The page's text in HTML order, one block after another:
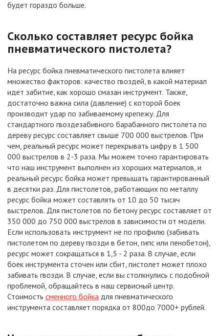
будет гораздо больше.
Сколько составляет ресурс бойка
пневматического пистолета?
На ресурс бойка пневматического пистолета влияет
множество факторов: качество гвоздей, в какой материал
идет забитие, как хорошо смазан инструмент. Также,
достаточно важна сила (давление) с которой боек
производит удар по забиваемому крепежу. Для
стандартного гвоздезабивного барабанного пистолета по
дереву ресурс составляет свыше 700 000 выстрелов. При
чем, реальный ресурс может перекрывать цифру в 1 500
000 выстрелов в 2-3 раза. Мы можем точно гарантировать
что наш инструмент выполнен из хороших материалов, и
реальный ресурс бойка может превышать гарантированный
в десятки раз. Для пистолетов, работающих по металлу
ресурс бойка может составлять от 10 до 50 тысяч
выстрелов. Для пистолетов по бетону ресурс составляет от
350 000 до 750 000 выстрелов в зависимости от модели.
Если использовать инструмент не по профилю (забивать
пистолетом по дереву гвозди в бетон, гипс или пенобетон),
ресурс может сокращаться в 1,5 - 2 раза. В случае, если
боек инструмента сточен или сбит, пистолет может плохо
забивать гвозди. В случае, если вы столкнулись с подобной
проблемой, обращайтесь в наш сервисный центр.
Стоимость сменного бойка для пневматического
инструмента составляет порядка от 800до 7000+ рублей.